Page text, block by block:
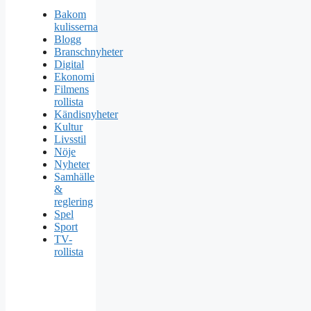
Bakom
kulisserna
Blogg
Branschnyheter
Digital
Ekonomi
Filmens
rollista
Kändisnyheter
Kultur
Livsstil
Nöje
Nyheter
Samhälle
&
reglering
Spel
Sport
TV-
rollista